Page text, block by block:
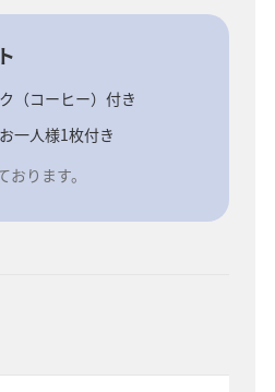
（コーヒー）付き
一人様1枚付き
ります。